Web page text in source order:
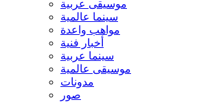
موسيقى عربية
سينما عالمية
مواهب واعدة
أخبار فنية
سينما عربية
موسيقى عالمية
مدونات
صور